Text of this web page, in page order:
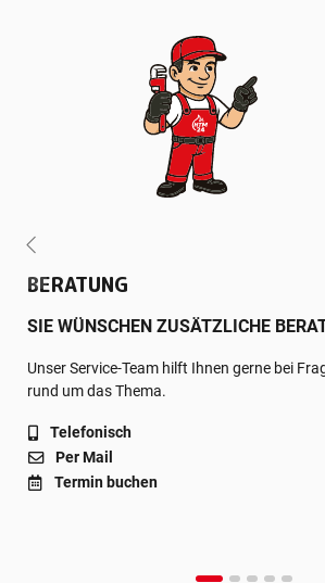
BERATUNG
SIE WÜNSCHEN ZUSÄTZLICHE
Unser Service-Team hilft Ihnen gerne bei
rund um das Thema.
Telefonisch
Per Mail
Termin buchen